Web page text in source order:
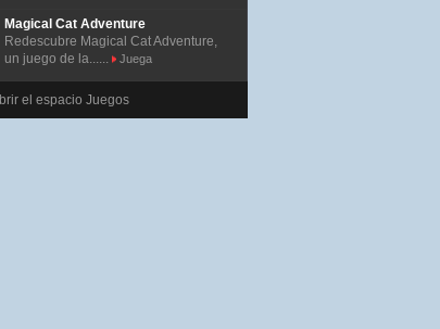
Magical Cat Adventure
Redescubre Magical Cat Adventure,
un juego de la......
Juega
el espacio Juegos